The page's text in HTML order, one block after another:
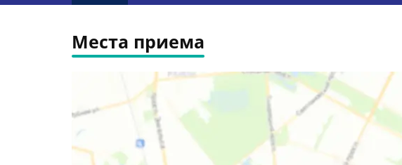
Места приема